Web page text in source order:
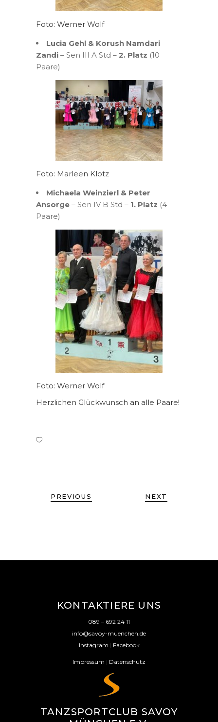
Foto: Werner Wolf
Lucia Gehl & Korush Namdari
Zandi – Sen III A Std – 2. Platz (10
Paare)
Foto: Marleen Klotz
Michaela Weinzierl & Peter
Ansorge – Sen IV B Std – 1. Platz (4
Paare)
Foto: Werner Wolf
Herzlichen Glückwunsch an alle Paare!
PREVIOUS NEXT
KONTAKTIERE UNS
089 – 692 24 11
info@savoy-muenchen.de
Instagram | Facebook
Impressum | Datenschutz
TANZSPORTCLUB SAVOY